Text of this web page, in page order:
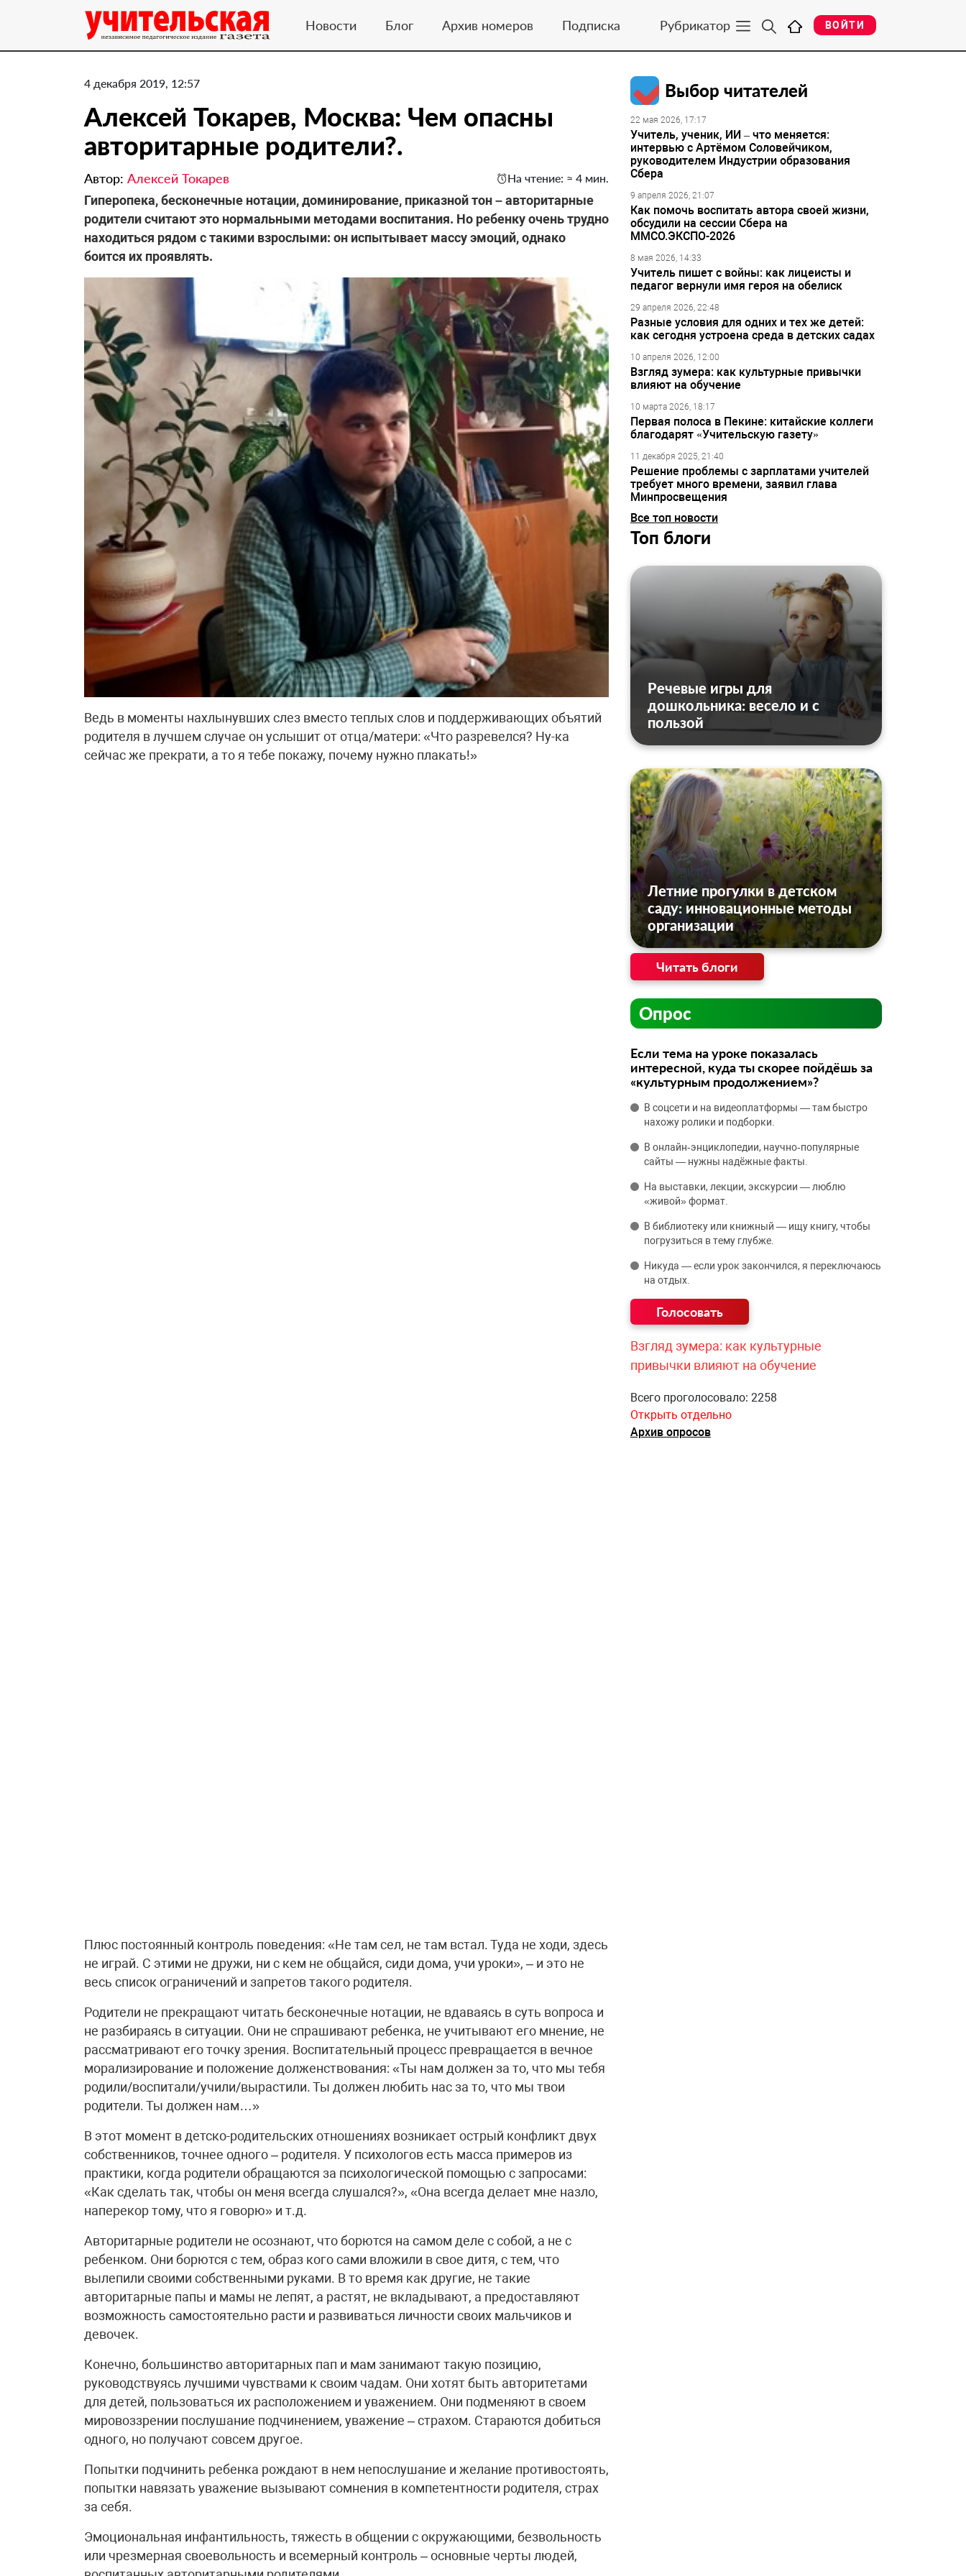
Новости Блог Архив номеров Подписка Рубрикатор ВОЙТИ
4 декабря 2019, 12:57
​Алексей Токарев, Москва: Чем опасны
авторитарные родители?.
Автор: Алексей Токарев На чтение: ≈ 4 мин.
Гиперопека, бесконечные нотации, доминирование, приказной тон – авторитарные
родители считают это нормальными методами воспитания. Но ребенку очень трудно
находиться рядом с такими взрослыми: он испытывает массу эмоций, однако
боится их проявлять.
Ведь в моменты нахлынувших слез вместо теплых слов и поддерживающих объятий
родителя в лучшем случае он услышит от отца/матери: «Что разревелся? Ну-ка
сейчас же прекрати, а то я тебе покажу, почему нужно плакать!»
Плюс постоянный контроль поведения: «Не там сел, не там встал. Туда не ходи, здесь
не играй. С этими не дружи, ни с кем не общайся, сиди дома, учи уроки», – и это не
весь список ограничений и запретов такого родителя.
Родители не прекращают читать бесконечные нотации, не вдаваясь в суть вопроса и
не разбираясь в ситуации. Они не спрашивают ребенка, не учитывают его мнение, не
рассматривают его точку зрения. Воспитательный процесс превращается в вечное
морализирование и положение долженствования: «Ты нам должен за то, что мы тебя
родили/воспитали/учили/вырастили. Ты должен любить нас за то, что мы твои
родители. Ты должен нам…»
В этот момент в детско-родительских отношениях возникает острый конфликт двух
собственников, точнее одного – родителя. У психологов есть масса примеров из
практики, когда родители обращаются за психологической помощью с запросами:
«Как сделать так, чтобы он меня всегда слушался?», «Она всегда делает мне назло,
наперекор тому, что я говорю» и т.д.
Авторитарные родители не осознают, что борются на самом деле с собой, а не с
ребенком. Они борются с тем, образ кого сами вложили в свое дитя, с тем, что
вылепили своими собственными руками. В то время как другие, не такие
авторитарные папы и мамы не лепят, а растят, не вкладывают, а предоставляют
возможность самостоятельно расти и развиваться личности своих мальчиков и
девочек.
Конечно, большинство авторитарных пап и мам занимают такую позицию,
руководствуясь лучшими чувствами к своим чадам. Они хотят быть авторитетами
для детей, пользоваться их расположением и уважением. Они подменяют в своем
мировоззрении послушание подчинением, уважение – страхом. Стараются добиться
одного, но получают совсем другое.
Попытки подчинить ребенка рождают в нем непослушание и желание противостоять,
попытки навязать уважение вызывают сомнения в компетентности родителя, страх
за себя.
Эмоциональная инфантильность, тяжесть в общении с окружающими, безвольность
или чрезмерная своевольность и всемерный контроль – основные черты людей,
Выбор читателей
22 мая 2026, 17:17
Учитель, ученик, ИИ – что меняется:
интервью с Артёмом Соловейчиком,
руководителем Индустрии образования
Сбера
9 апреля 2026, 21:07
Как помочь воспитать автора своей жизни,
обсудили на сессии Сбера на
ММСО.ЭКСПО-2026
8 мая 2026, 14:33
Учитель пишет с войны: как лицеисты и
педагог вернули имя героя на обелиск
29 апреля 2026, 22:48
Разные условия для одних и тех же детей:
как сегодня устроена среда в детских садах
10 апреля 2026, 12:00
Взгляд зумера: как культурные привычки
влияют на обучение
10 марта 2026, 18:17
Первая полоса в Пекине: китайские коллеги
благодарят «Учительскую газету»
11 декабря 2025, 21:40
Решение проблемы с зарплатами учителей
требует много времени, заявил глава
Минпросвещения
Все топ новости
Топ блоги
Речевые игры для
дошкольника: весело и с
пользой
Летние прогулки в детском
саду: инновационные методы
организации
Читать блоги
Опрос
Если тема на уроке показалась
интересной, куда ты скорее пойдёшь за
«культурным продолжением»?
В соцсети и на видеоплатформы — там быстро
нахожу ролики и подборки.
В онлайн‑энциклопедии, научно‑популярные
сайты — нужны надёжные факты.
На выставки, лекции, экскурсии — люблю
«живой» формат.
В библиотеку или книжный — ищу книгу, чтобы
погрузиться в тему глубже.
Никуда — если урок закончился, я переключаюсь
на отдых.
Взгляд зумера: как культурные
привычки влияют на обучение
Всего проголосовало: 2258
Открыть отдельно
Архив опросов